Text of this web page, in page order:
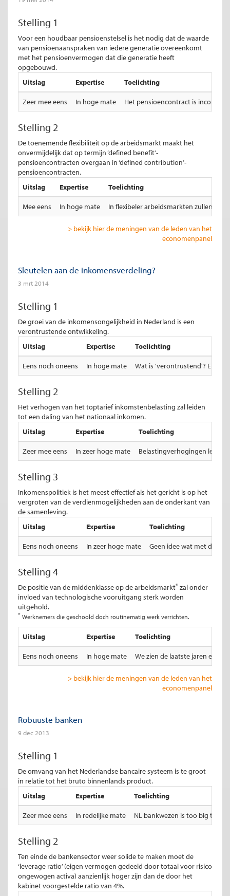
Stelling 1
Voor een houdbaar pensioenstelsel is het nodig dat de waarde
van pensioenaanspraken van iedere generatie overeenkomt
met het pensioenvermogen dat die generatie heeft
opgebouwd.
Uitslag
Expertise Toelichting
Zeer mee eens In hoge mate Het pensioencontract is
Stelling 2
De toenemende flexibiliteit op de arbeidsmarkt maakt het
onvermijdelijk dat op termijn ‘defined benefit’-
pensioencontracten overgaan in ‘defined contribution’-
pensioencontracten.
Uitslag
Expertise Toelichting
Mee eens In hoge mate In flexibeler arbeidsmarkten zullen
> bekijk hier de meningen van de leden van het
economenpanel
Sleutelen aan de inkomensverdeling?
3 mrt 2014
Stelling 1
De groei van de inkomensongelijkheid in Nederland is een
verontrustende ontwikkeling.
Uitslag
Expertise Toelichting
Eens noch oneens In hoge mate Wat is 'verontrustend'? Er lijkt
Stelling 2
Het verhogen van het toptarief inkomstenbelasting zal leiden
tot een daling van het nationaal inkomen.
Uitslag
Expertise Toelichting
Zeer mee eens In zeer hoge mate Belastingverhogingen leiden
Stelling 3
Inkomenspolitiek is het meest effectief als het gericht is op het
vergroten van de verdienmogelijkheden aan de onderkant van
de samenleving.
Uitslag
Expertise Toelichting
Eens noch oneens In zeer hoge mate Geen idee wat met deze
Stelling 4
De positie van de middenklasse op de arbeidsmarkt* zal onder
invloed van technologische vooruitgang sterk worden
uitgehold.
* Werknemers die geschoold doch routinematig werk verrichten.
Uitslag Expertise Toelichting
Eens noch oneens In hoge mate We zien de laatste jaren een
> bekijk hier de meningen van de leden van het
economenpanel
Robuuste banken
9 dec 2013
Stelling 1
De omvang van het Nederlandse bancaire systeem is te groot
in relatie tot het bruto binnenlands product.
Uitslag
Expertise Toelichting
Zeer mee eens In redelijke mate NL bankwezen is too big to
Stelling 2
Ten einde de bankensector weer solide te maken moet de
‘leverage ratio’ (eigen vermogen gedeeld door totaal voor risico
ongewogen activa) aanzienlijk hoger zijn dan de door het
kabinet voorgestelde ratio van 4%.